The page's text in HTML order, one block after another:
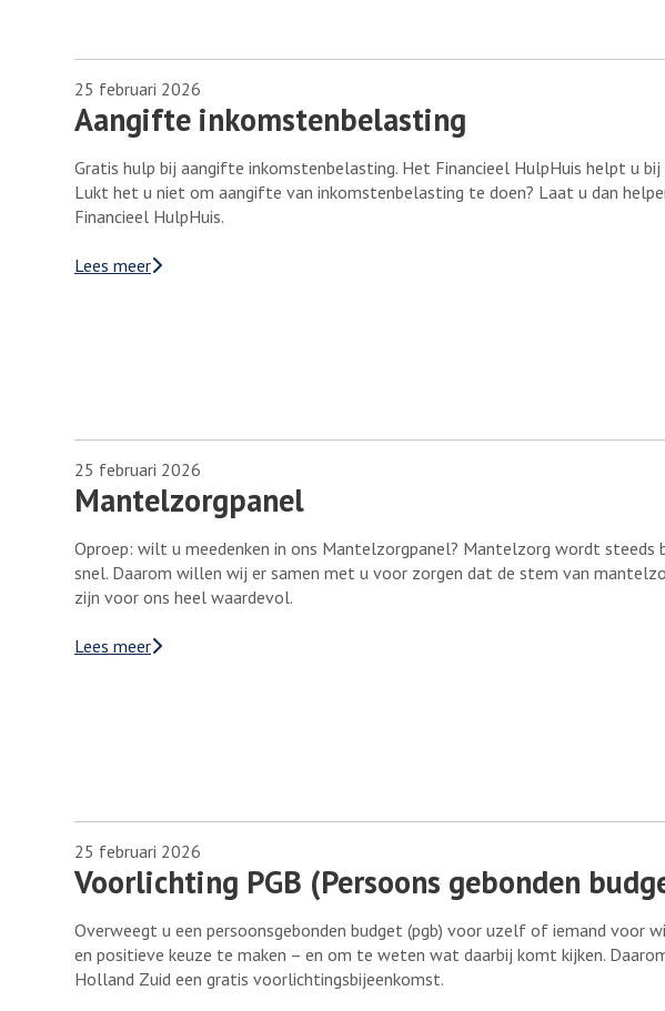
Aangifte inkomstenbelasting
25 februari 2026
Gratis hulp bij aangifte inkomstenbelasting. Het Financieel HulpHuis helpt u
Lukt het u niet om aangifte van inkomstenbelasting te doen? Laat u dan
Financieel HulpHuis.
Lees meer
Mantelzorgpanel
25 februari 2026
Oproep: wilt u meedenken in ons Mantelzorgpanel? Mantelzorg wordt steeds
snel. Daarom willen wij er samen met u voor zorgen dat de stem van
zijn voor ons heel waardevol.
Lees meer
Voorlichting PGB (Persoons gebonden
25 februari 2026
Overweegt u een persoonsgebonden budget (pgb) voor uzelf of iemand voor
en positieve keuze te maken – en om te weten wat daarbij komt kijken.
Holland Zuid een gratis voorlichtingsbijeenkomst.